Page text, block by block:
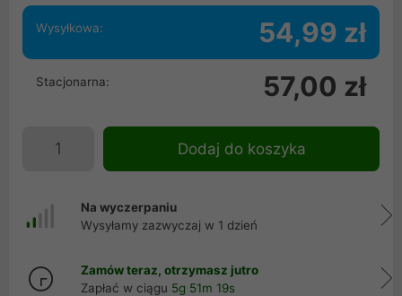
Wysyłkowa: 54,99 zł
Stacjonarna: 57,00 zł
Dodaj do koszyka
Na wyczerpaniu
Wysyłamy zazwyczaj w 1 dzień
Zamów teraz, otrzymasz jutro
Zapłać w ciągu 5g 51m 19s